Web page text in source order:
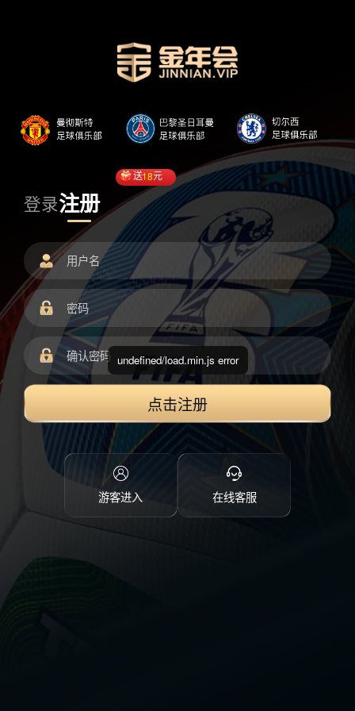
登录注册
送18元
点击注册
游客进入 在线客服
undefined/load.min.js error